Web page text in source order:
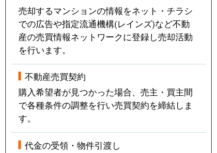
売却するマンションの情報をネット・チラシ
での広告や指定流通機構(レインズ)など不動
産の売買情報ネットワークに登録し売却活動
を行います。
不動産売買契約
購入希望者が見つかった場合、売主・買主間
で各種条件の調整を行い売買契約を締結しま
す。
代金の受領・物件引渡し